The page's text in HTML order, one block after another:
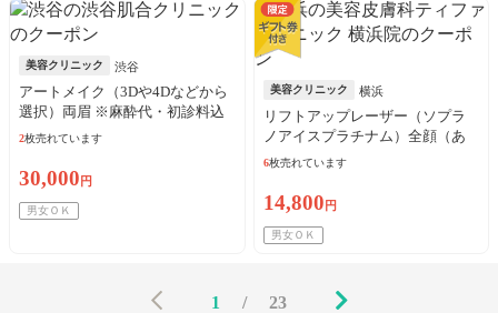
美容クリニック 渋谷
アートメイク（3Dや4Dなどから
選択）両眉 ※麻酔代・初診料込
／新人スタッフ対応
2枚売れています
30,000 円
男女ＯＫ
美容クリニック 横浜
リフトアップレーザー（ソプラ
ノアイスプラチナム）全顔（あ
ご含む）※初診料込
6枚売れています
14,800 円
男女ＯＫ
1 / 23